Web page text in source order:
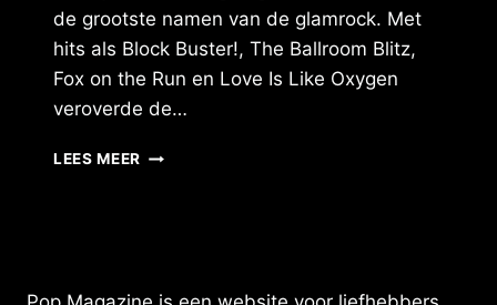
de grootste namen van de glamrock. Met
hits als Block Buster!, The Ballroom Blitz,
Fox on the Run en Love Is Like Oxygen
veroverde de…
LEES MEER ANDY
SWEET